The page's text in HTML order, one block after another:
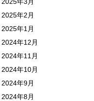
2025年2月
2025年1月
2024年12月
2024年11月
2024年10月
2024年9月
2024年8月